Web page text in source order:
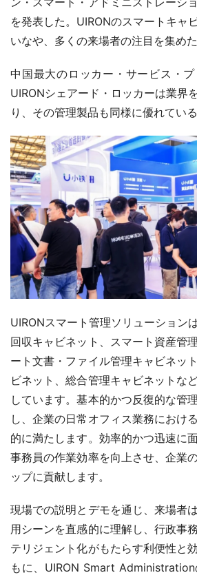
を発表した。UIRONのスマートキャ
いなや、多くの来場者の注目を集めた
中国最大のロッカー・サービス・プ
UIRONシェアード・ロッカーは業界
り、その管理製品も同様に優れている
UIRONスマート管理ソリューション
回収キャビネット、スマート資産管
ート文書・ファイル管理キャビネッ
ビネット、総合管理キャビネットな
しています。基本的かつ反復的な管
し、企業の日常オフィス業務におけ
的に満たします。効率的かつ迅速に
事務員の作業効率を向上させ、企業
ップに貢献します。
現場での説明とデモを通じ、来場者
用シーンを直感的に理解し、行政事
テリジェント化がもたらす利便性と
もに、UIRON Smart